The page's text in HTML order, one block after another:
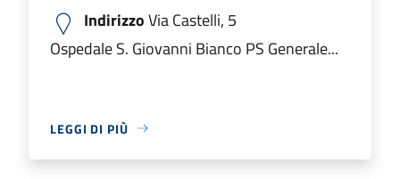
IndirizzoVia Castelli, 5
Ospedale S. Giovanni Bianco PS Generale...
LEGGI DI PIÙ